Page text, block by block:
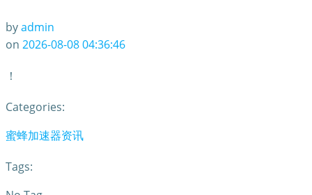
byadmin
on 2026-08-08 04:36:46
！
Categories:
蜜蜂加速器资讯
Tags: